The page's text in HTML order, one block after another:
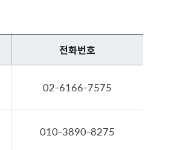
전화번호
02-6166-7575
010-3890-8275